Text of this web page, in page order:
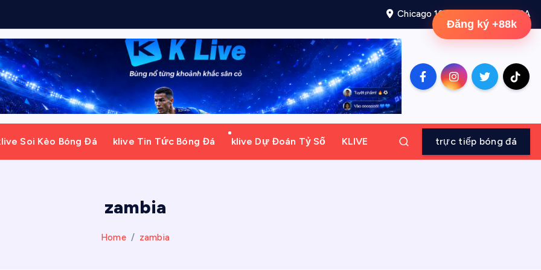
Chicago 12, Melborne City, USA
Soi Kèo Bóng Đá klive Tin Tức Bóng Đá klive Dự Đoán Tỷ Số KLIVE trực tiếp bóng đá
zambia
Home zambia
Đăng ký +88k